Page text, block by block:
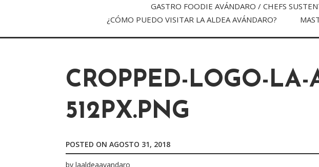
GASTRO FOODIE AVÁNDARO / CHEFS
¿CÓMO PUEDO VISITAR LA ALDEA AVÁNDARO?
CROPPED-LOGO-
512PX.PNG
POSTED ON AGOSTO 31, 2018
by laaldeaavandaro